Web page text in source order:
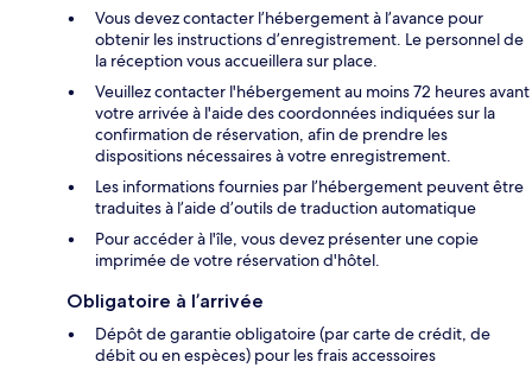
Vous devez contacter l’hébergement à l’avance pour
obtenir les instructions d’enregistrement. Le personnel de
la réception vous accueillera sur place.
Veuillez contacter l'hébergement au moins 72 heures avant
votre arrivée à l'aide des coordonnées indiquées sur la
confirmation de réservation, afin de prendre les
dispositions nécessaires à votre enregistrement.
Les informations fournies par l’hébergement peuvent être
traduites à l’aide d’outils de traduction automatique
Pour accéder à l'île, vous devez présenter une copie
imprimée de votre réservation d'hôtel.
Obligatoire à l’arrivée
Dépôt de garantie obligatoire (par carte de crédit, de
débit ou en espèces) pour les frais accessoires